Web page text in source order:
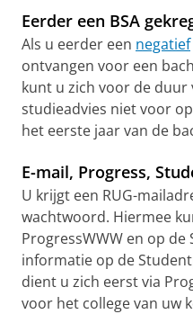
Eerder een BSA
Als u eerder een negatief
ontvangen voor een
kunt u zich voor de duur
studieadvies niet voor
het eerste jaar van de
E-mail, Progress,
U krijgt een RUG-
wachtwoord. Hiermee
ProgressWWW en op
informatie op de
dient u zich eerst via
voor het college van uw